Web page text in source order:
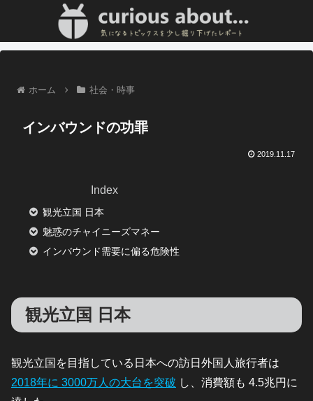
ホーム 社会・時事
インバウンドの功罪
2019.11.17
Index
観光立国 日本
魅惑のチャイニーズマネー
インバウンド需要に偏る危険性
観光立国 日本
観光立国を目指している日本への訪日外国人旅行者は
2018年に 3000万人の大台を突破 し、消費額も 4.5兆円に